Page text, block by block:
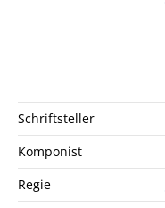
Schriftsteller
Komponist
Regie